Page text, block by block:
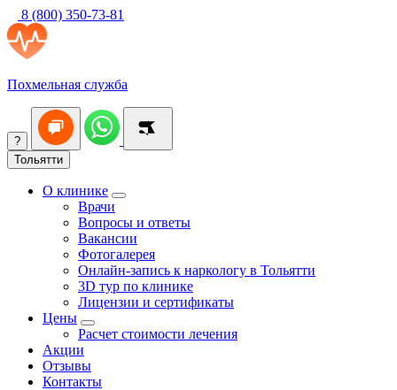
8 (800) 350-73-81
Похмельная служба
?
Тольятти
О клинике
Врачи
Вопросы и ответы
Вакансии
Фотогалерея
Онлайн-запись к наркологу в Тольятти
3D тур по клинике
Лицензии и сертификаты
Цены
Расчет стоимости лечения
Акции
Отзывы
Контакты